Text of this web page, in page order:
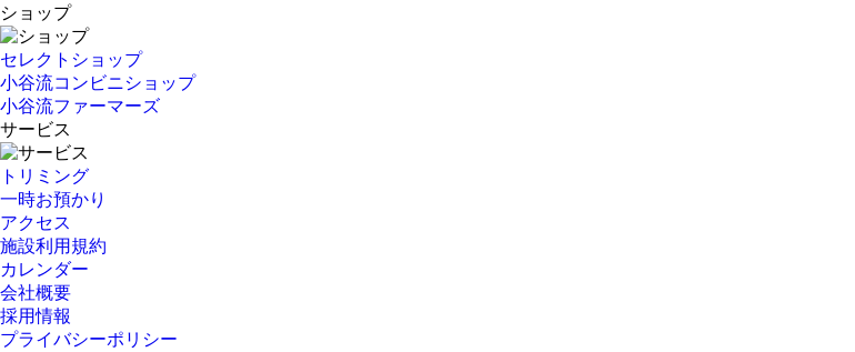
ショップ
セレクトショップ
小谷流コンビニショップ
小谷流ファーマーズ
サービス
トリミング
一時お預かり
アクセス
施設利用規約
カレンダー
会社概要
採用情報
プライバシーポリシー